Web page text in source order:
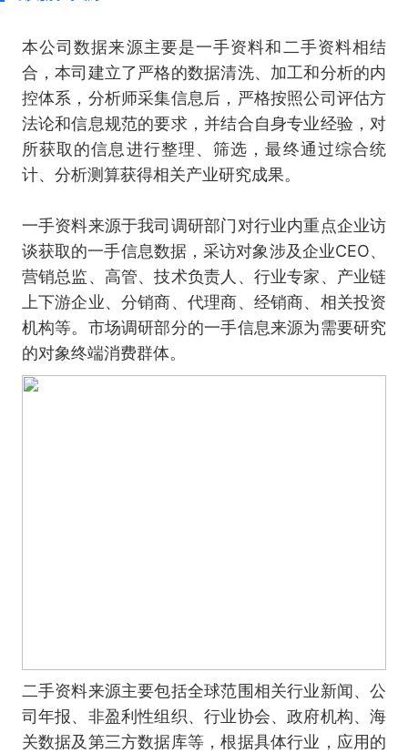
本公司数据来源主要是一手资料和二手资料相结
合，本司建立了严格的数据清洗、加工和分析的内
控体系，分析师采集信息后，严格按照公司评估方
法论和信息规范的要求，并结合自身专业经验，对
所获取的信息进行整理、筛选，最终通过综合统
计、分析测算获得相关产业研究成果。
一手资料来源于我司调研部门对行业内重点企业访
谈获取的一手信息数据，采访对象涉及企业CEO、
营销总监、高管、技术负责人、行业专家、产业链
上下游企业、分销商、代理商、经销商、相关投资
机构等。市场调研部分的一手信息来源为需要研究
的对象终端消费群体。
二手资料来源主要包括全球范围相关行业新闻、公
司年报、非盈利性组织、行业协会、政府机构、海
关数据及第三方数据库等，根据具体行业，应用的